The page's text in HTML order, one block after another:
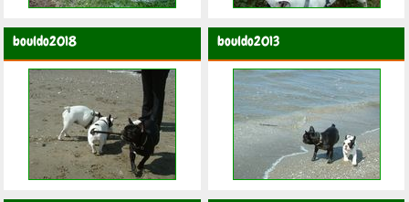
bouldo2018 bouldo2013